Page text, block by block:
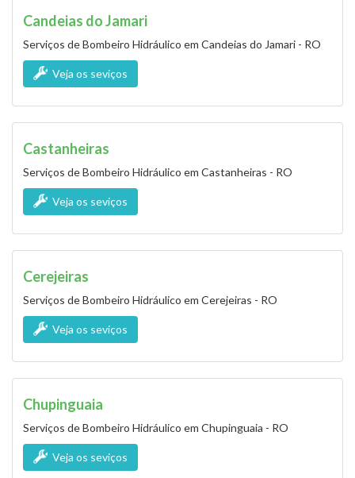
Candeias do Jamari
Serviços de Bombeiro Hidráulico em Candeias do Jamari - RO
Veja os seviços
Castanheiras
Serviços de Bombeiro Hidráulico em Castanheiras - RO
Veja os seviços
Cerejeiras
Serviços de Bombeiro Hidráulico em Cerejeiras - RO
Veja os seviços
Chupinguaia
Serviços de Bombeiro Hidráulico em Chupinguaia - RO
Veja os seviços